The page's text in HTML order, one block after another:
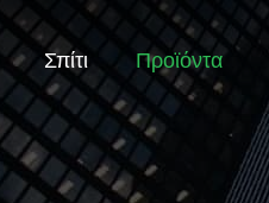
Σπίτι Προϊόντα